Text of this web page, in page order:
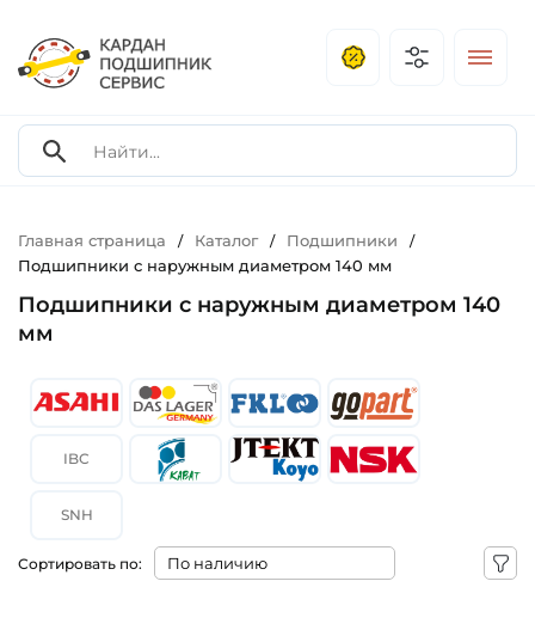
Главная страница / Каталог / Подшипники /
Подшипники с наружным диаметром 140 мм
Подшипники с наружным диаметром 140
мм
IBC
SNH
Сортировать по: